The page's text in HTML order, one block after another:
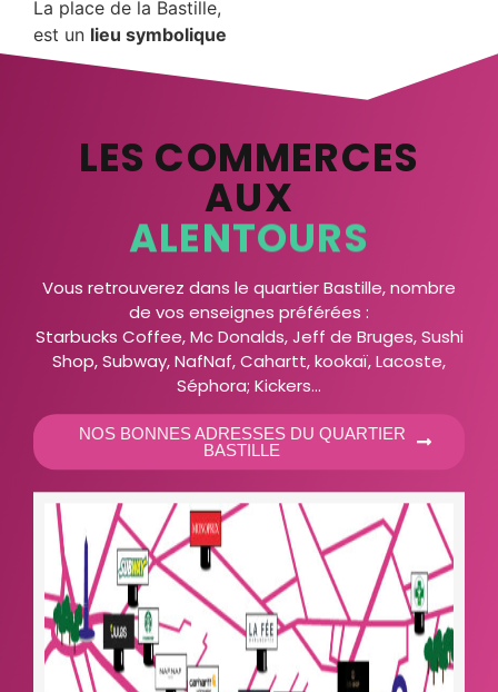
La place de la Bastille,
est un lieu symbolique
de l’histoire de France.
LES COMMERCES
AUX
ALENTOURS
Vous retrouverez dans le quartier Bastille, nombre
de vos enseignes préférées :
Starbucks Coffee, Mc Donalds, Jeff de Bruges, Sushi
Shop, Subway, NafNaf, Cahartt, kookaï, Lacoste,
Séphora; Kickers…
NOS BONNES ADRESSES DU QUARTIER
BASTILLE